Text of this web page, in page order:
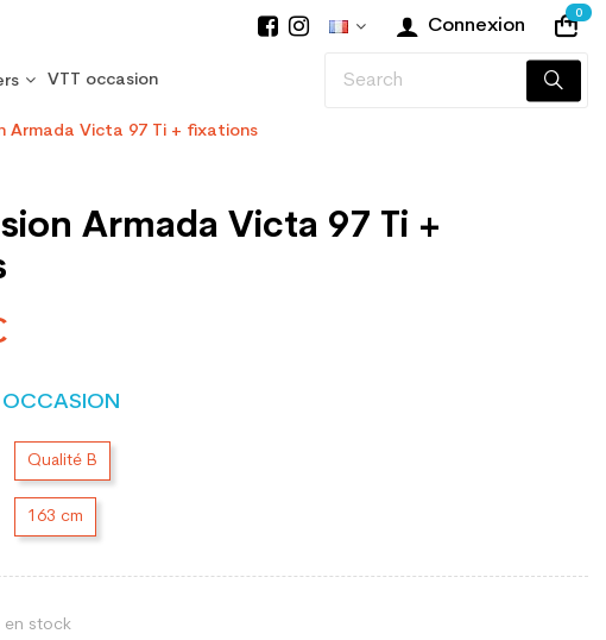
Connexion
0
VTT occasion
Armada Victa 97 Ti + fixations
Armada Victa 97 Ti +
OCCASION
Qualité B
163 cm
en stock